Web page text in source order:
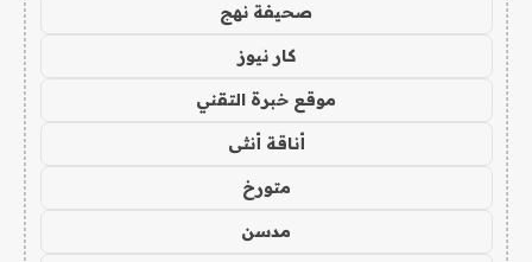
صحيفة نهج
كار نيوز
موقع خبرة التقني
أناقة أنثى
متورخ
مدسن